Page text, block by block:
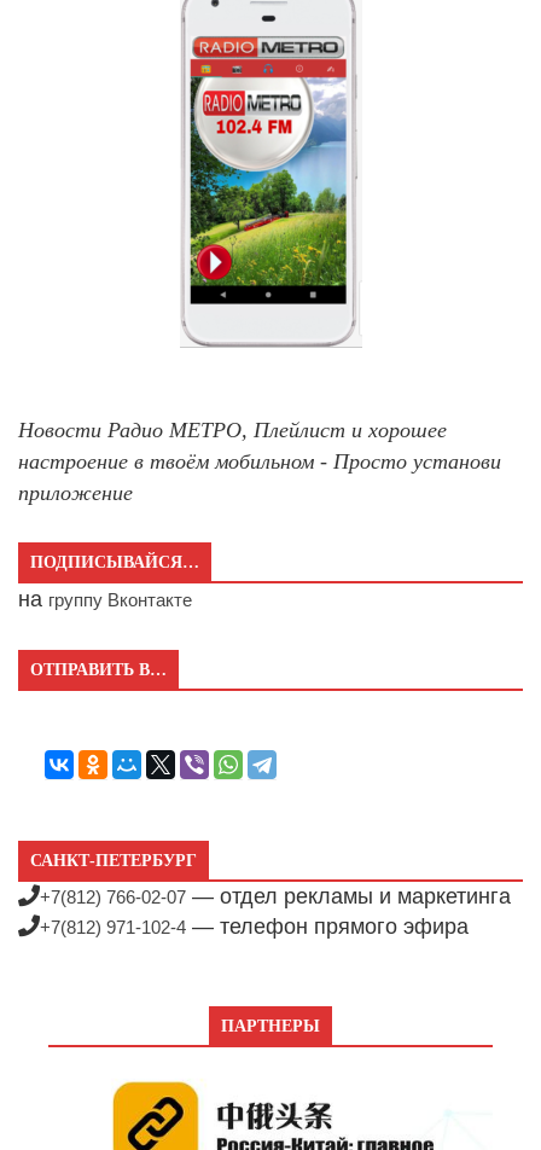
Новости Радио МЕТРО, Плейлист и хорошее
настроение в твоём мобильном - Просто установи
приложение
ПОДПИСЫВАЙСЯ…
на группу Вконтакте
ОТПРАВИТЬ В…
САНКТ-ПЕТЕРБУРГ
+7(812) 766-02-07 — отдел рекламы и маркетинга
+7(812) 971-102-4 — телефон прямого эфира
ПАРТНЕРЫ